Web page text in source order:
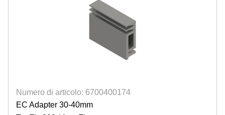
Numero di articolo: 6700400174
EC Adapter 30-40mm